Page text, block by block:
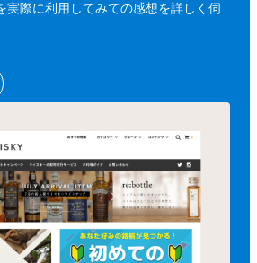
実際に利用してみての感想を詳しく伺